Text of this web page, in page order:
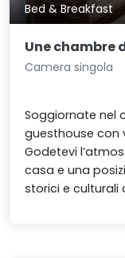
Bed & Breakfast
Une chambre
Camera singola
Soggiornate nel
guesthouse con
Godetevi
casa e una
storici e culturali